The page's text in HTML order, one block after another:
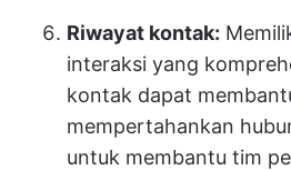
Riwayat kontak:
interaksi yang
kontak dapat
mempertahankan
untuk membantu tim